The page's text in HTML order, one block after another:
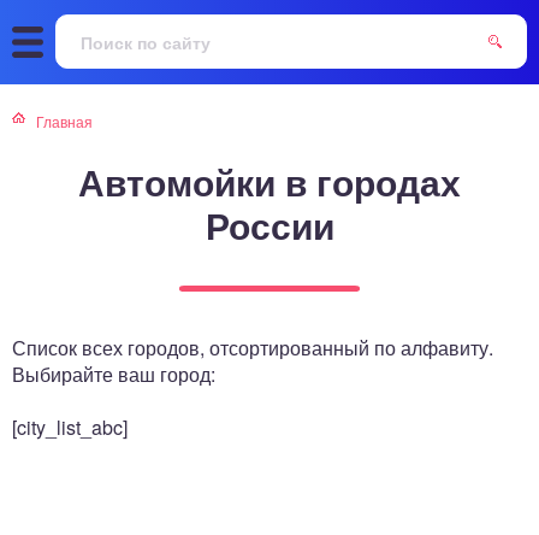
Главная
Автомойки в городах
России
Список всех городов, отсортированный по алфавиту.
Выбирайте ваш город:
[city_list_abc]